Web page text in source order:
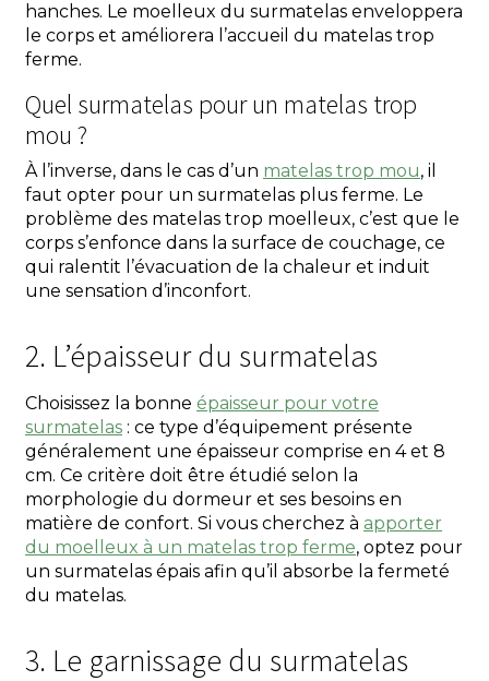
hanches. Le moelleux du surmatelas enveloppera
le corps et améliorera l’accueil du matelas trop
ferme.
Quel surmatelas pour un matelas trop
mou ?
À l’inverse, dans le cas d’un matelas trop mou, il
faut opter pour un surmatelas plus ferme. Le
problème des matelas trop moelleux, c’est que le
corps s’enfonce dans la surface de couchage, ce
qui ralentit l’évacuation de la chaleur et induit
une sensation d’inconfort.
2. L’épaisseur du surmatelas
Choisissez la bonne épaisseur pour votre
surmatelas : ce type d’équipement présente
généralement une épaisseur comprise en 4 et 8
cm. Ce critère doit être étudié selon la
morphologie du dormeur et ses besoins en
matière de confort. Si vous cherchez à apporter
du moelleux à un matelas trop ferme, optez pour
un surmatelas épais afin qu’il absorbe la fermeté
du matelas.
3. Le garnissage du surmatelas